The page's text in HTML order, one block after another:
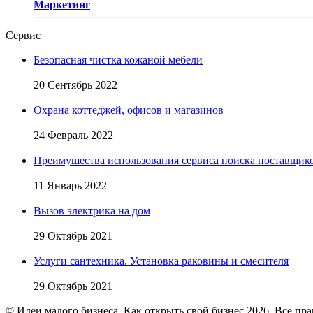
Маркетинг
Сервис
Безопасная чистка кожаной мебели
20 Сентябрь 2022
Охрана коттеджей, офисов и магазинов
24 Февраль 2022
Преимушества использования сервиса поиска
11 Январь 2022
Вызов электрика на дом
29 Октябрь 2021
Услуги сантехника. Установка раковины и смесителя
29 Октябрь 2021
© Идеи малого бизнеса. Как открыть свой бизнес 2026. Все